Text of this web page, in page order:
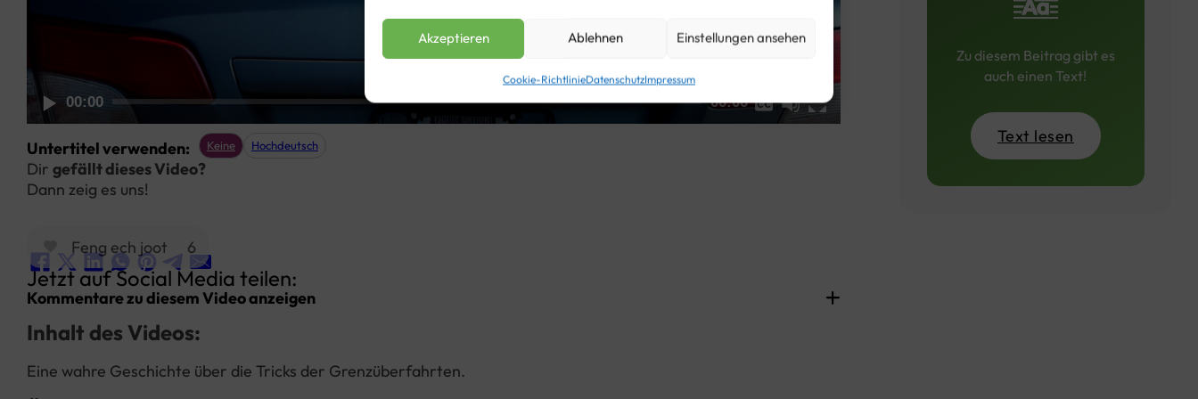
Akzeptieren Ablehnen Einstellungen ansehen
Cookie-RichtlinieDatenschutzImpressum
00:00 00:00
Hochdeutsch
Untertitel verwenden: Keine Hochdeutsch
Dir gefällt dieses Video?
Dann zeig es uns!
Feng ech joot 6
Jetzt auf Social Media teilen:
Kommentare zu diesem Video anzeigen
Inhalt des Videos:
Eine wahre Geschichte über die Tricks der Grenzüberfahrten.
Zu diesem Beitrag gibt es
auch einen Text!
Text lesen